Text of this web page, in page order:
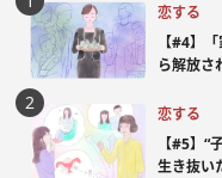
恋する
【#4】
ら解放さ
恋する
【#5】
生き抜い